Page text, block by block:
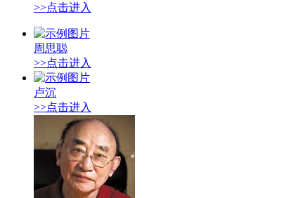
>>点击进入
周思聪
>>点击进入
卢沉
>>点击进入